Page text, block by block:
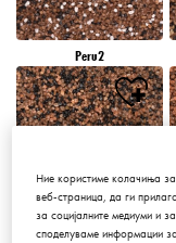
Peru2
Peru5
Ние користиме колачиња
веб-страница, да ги
за социјалните медиуми и
споделуваме информации